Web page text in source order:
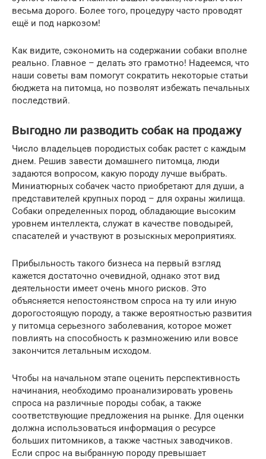
весьма дорого. Более того, процедуру часто проводят
ещё и под наркозом!
Как видите, сэкономить на содержании собаки вполне
реально. Главное – делать это грамотно! Надеемся, что
наши советы вам помогут сократить некоторые статьи
бюджета на питомца, но позволят избежать печальных
последствий.
Выгодно ли разводить собак на продажу
Число владельцев породистых собак растет с каждым
днем. Решив завести домашнего питомца, люди
задаются вопросом, какую породу лучше выбрать.
Миниатюрных собачек часто приобретают для души, а
представителей крупных пород – для охраны жилища.
Собаки определенных пород, обладающие высоким
уровнем интеллекта, служат в качестве поводырей,
спасателей и участвуют в розыскных мероприятиях.
Прибыльность такого бизнеса на первый взгляд
кажется достаточно очевидной, однако этот вид
деятельности имеет очень много рисков. Это
объясняется непостоянством спроса на ту или иную
дорогостоящую породу, а также вероятностью развития
у питомца серьезного заболевания, которое может
повлиять на способность к размножению или вовсе
закончится летальным исходом.
Чтобы на начальном этапе оценить перспективность
начинания, необходимо проанализировать уровень
спроса на различные породы собак, а также
соответствующие предложения на рынке. Для оценки
должна использоваться информация о ресурсе
больших питомников, а также частных заводчиков.
Если спрос на выбранную породу превышает